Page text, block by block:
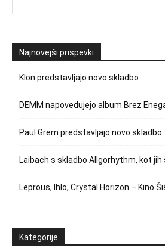
Najnovejši prispevki
Klon predstavljajo novo skladbo
DEMM napovedujejo album Brez
Paul Grem predstavljajo novo skladbo
Laibach s skladbo Allgorhythm, kot
Leprous, Ihlo, Crystal Horizon – Kino
Kategorije